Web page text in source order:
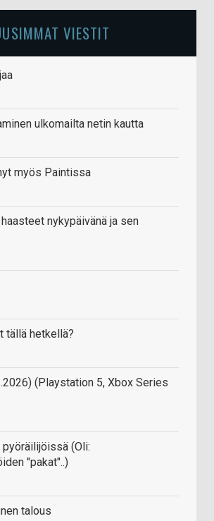
VIESTIT
ulkomailta netin kautta
myös Paintissa
nykypäivänä ja sen
tällä hetkellä?
(Playstation 5, Xbox Series
pyöräilijöissä (Oli:
"pakat"..)
talous